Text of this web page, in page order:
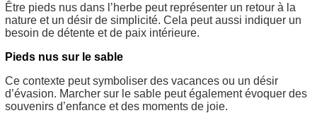
Être pieds nus dans l’herbe peut représenter un retour à la
nature et un désir de simplicité. Cela peut aussi indiquer un
besoin de détente et de paix intérieure.
Pieds nus sur le sable
Ce contexte peut symboliser des vacances ou un désir
d’évasion. Marcher sur le sable peut également évoquer des
souvenirs d’enfance et des moments de joie.